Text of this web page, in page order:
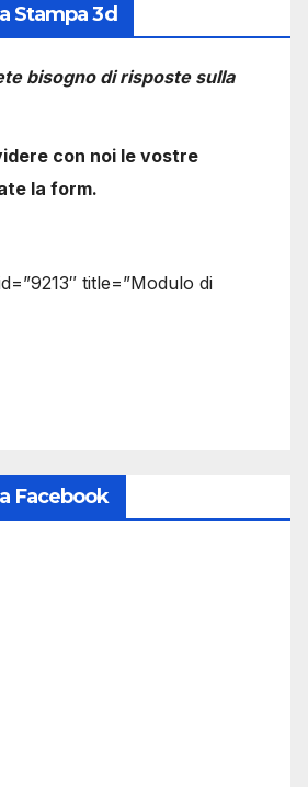
Stampa 3d
bisogno di risposte sulla
con noi le vostre
la form.
title=”Modulo di
Facebook